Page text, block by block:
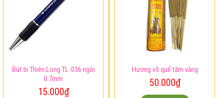
Bút bi Thiên Long TL-036 ngòi
0.7mm
15.000₫
Hương võ quế tăm vàng
50.000₫